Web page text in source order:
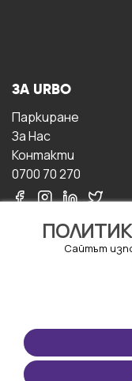
Сайтът
ЗА URBO
Паркиране
За Hас
Контакти
0700 70 270
ПОЛЗВАНЕ
Правила и условия
ползване